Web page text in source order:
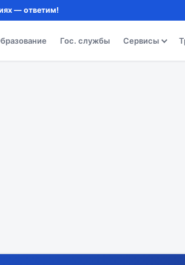
— ответим!
Гос. службы Сервисы